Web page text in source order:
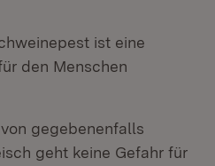
ist eine
den Menschen
gegebenenfalls
geht keine Gefahr für